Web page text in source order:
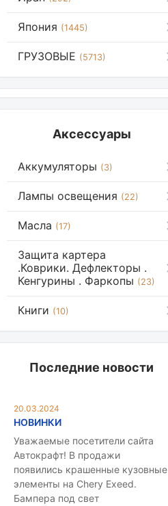
Япония (1445)
ГРУЗОВЫЕ (5713)
Аксессуары
Аккумуляторы (3)
Лампы освещения (22)
Масла (17)
Защита картера
.Коврики. Дефлекторы .
Кенгурины . Фаркопы (23)
Книги (10)
Последние новости
20.03.2024
НОВИНКИ
Уважаемые посетители сайта
Автокрафт! В продажи
появились крашенные кузовные
элементы на Chery Exeed.
Бампера под свет